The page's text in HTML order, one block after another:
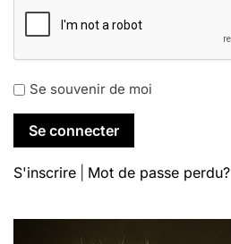
Se souvenir de moi
S'inscrire Mot de passe perdu?